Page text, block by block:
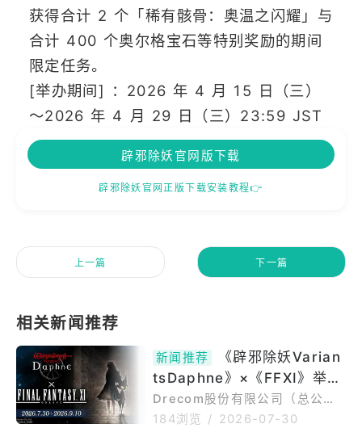
获得合计 2 个「稀有骸骨：奥温之闪耀」与
合计 400 个奥尔格宝石等特别奖励的期间
限定任务。
[举办期间] ：2026 年 4 月 15 日（三）
～2026 年 4 月 29 日（三）23:59 JST
辟邪除妖官网版下载
辟邪除妖官网正版下载安装教程👉
上一篇 下一篇
新闻推荐
《辟邪除妖Varian
tsDaphne》×《FFXI》举办
合作活动全新冒险者「普利
修」、「五郎八」、「赛德」
Drecom股份有限公司（总公
司：东京都品川区，代表董事
184浏览 / 2026-07-30